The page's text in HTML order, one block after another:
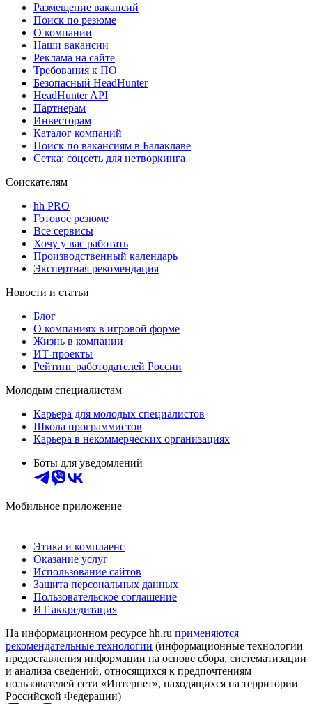
Размещение вакансий
Поиск по резюме
О компании
Наши вакансии
Реклама на сайте
Требования к ПО
Безопасный HeadHunter
HeadHunter API
Партнерам
Инвесторам
Каталог компаний
Поиск по вакансиям в Балаклаве
Сетка: соцсеть для нетворкинга
Соискателям
hh PRO
Готовое резюме
Все сервисы
Хочу у вас работать
Производственный календарь
Экспертная рекомендация
Новости и статьи
Блог
О компаниях в игровой форме
Жизнь в компании
ИТ-проекты
Рейтинг работодателей России
Молодым специалистам
Карьера для молодых специалистов
Школа программистов
Карьера в некоммерческих организациях
Боты для уведомлений
Мобильное приложение
Этика и комплаенс
Оказание услуг
Использование сайтов
Защита персональных данных
Пользовательское соглашение
ИТ аккредитация
На информационном ресурсе hh.ru применяются
рекомендательные технологии (информационные технологии
предоставления информации на основе сбора, систематизации
и анализа сведений, относящихся к предпочтениям
пользователей сети «Интернет», находящихся на территории
Российской Федерации)